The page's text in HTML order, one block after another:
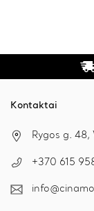
Kontaktai
Rygos g. 48,
+370 615